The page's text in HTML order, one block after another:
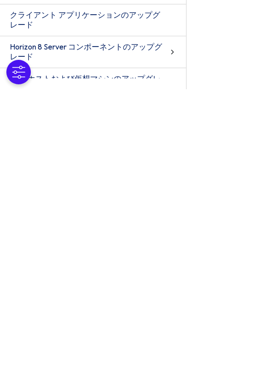
クライアント アプリケーションのアップグ
レード
Horizon 8 Server コンポーネントのアップグ
レード
ESXi ホストおよび仮想マシンのアップグレ
ード